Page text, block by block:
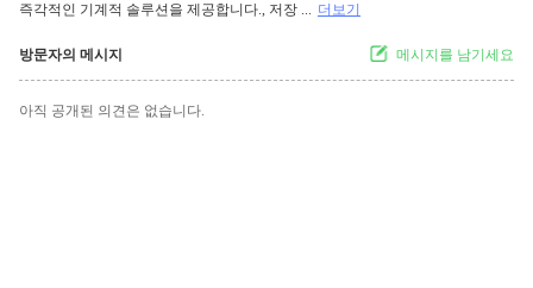
즉각적인 기계적 솔루션을 제공합니다., 저장 ... 더보기
방문자의 메시지 메시지를 남기세요
아직 공개된 의견은 없습니다.